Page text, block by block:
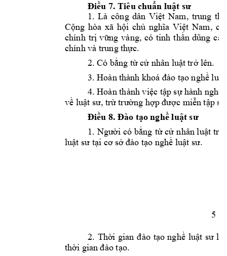
Điều 7. Tiêu chuẩn luật sư
1. Là công dân Việt Nam, trung
Cộng hòa xã hội chủ nghĩa Việt Nam, có
chính trị vững vàng, có tinh thần dũng
chính và trung thực.
2. Có bằng từ cử nhân luật trở lên.
3. Hoàn thành khoá đào tạo nghề
4. Hoàn thành việc tập sự hành nghề
về luật sư, trừ trường hợp được miễn tập
Điều 8. Đào tạo nghề luật sư
1. Người có bằng từ cử nhân luật trở
luật sư tại cơ sở đào tạo nghề luật sư.
5
2. Thời gian đào tạo nghề luật sư là
thời gian đào tạo.